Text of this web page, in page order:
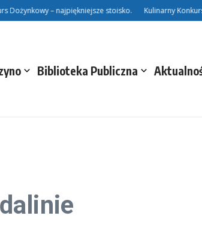
Dożynkowy – najpiękniejsze stoisko. Kulinarny Konkurs
Biblioteka Publiczna